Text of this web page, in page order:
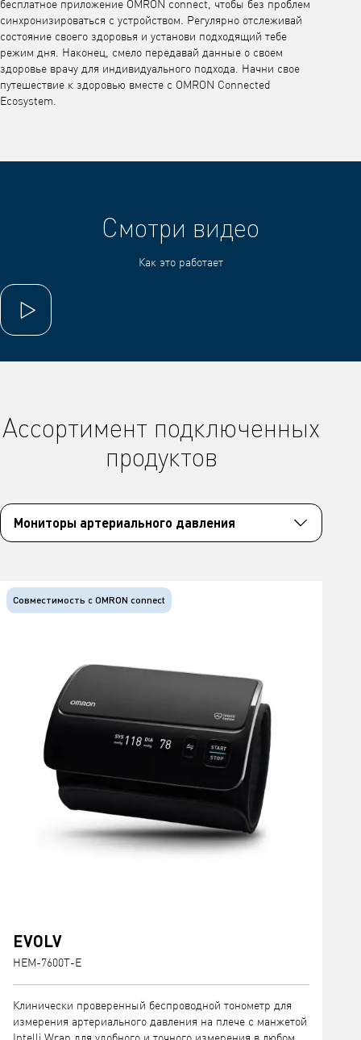
бесплатное приложение OMRON connect, чтобы без проблем
синхронизироваться с устройством. Регулярно отслеживай
состояние своего здоровья и установи подходящий тебе
режим дня. Наконец, смело передавай данные о своем
здоровье врачу для индивидуального подхода. Начни свое
путешествие к здоровью вместе с OMRON Connected
Ecosystem.
Смотри видео
Как это работает
Воспроизвести видео
Ассортимент подключенных
продуктов
Мониторы артериального давления
EVOLV
HEM-7600T-E
Клинически проверенный беспроводной тонометр для
измерения артериального давления на плече с манжетой
Совместимость с OMRON connect